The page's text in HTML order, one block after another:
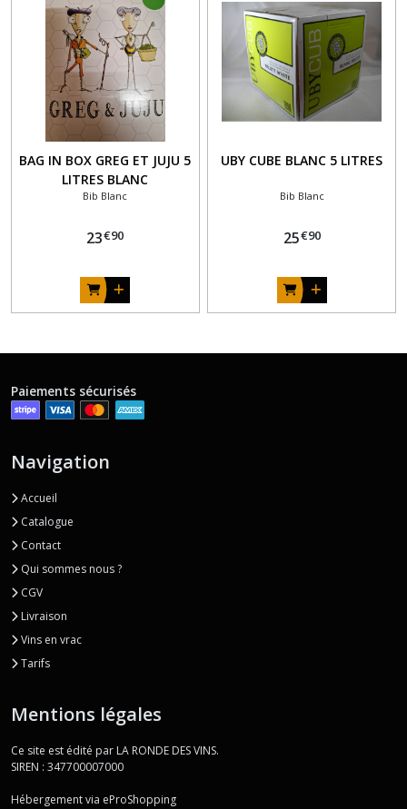
BAG IN BOX GREG ET JUJU 5
LITRES BLANC
Bib Blanc
23€90
UBY CUBE BLANC 5 LITRES
Bib Blanc
25€90
Paiements sécurisés
Navigation
Accueil
Catalogue
Contact
Qui sommes nous ?
CGV
Livraison
Vins en vrac
Tarifs
Mentions légales
Ce site est édité par LA RONDE DES VINS.
SIREN : 347700007000
Hébergement via eProShopping